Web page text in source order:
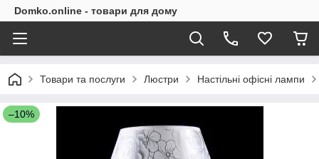
Domko.online - товари для дому
Товари та послуги Люстри Настільні офісні лампи
–10%